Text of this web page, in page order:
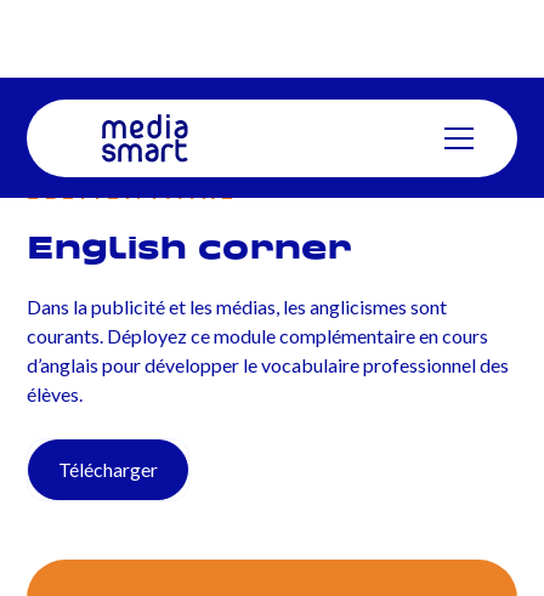
English corner
Dans la publicité et les médias, les anglicismes sont
courants. Déployez ce module complémentaire en cours
d’anglais pour développer le vocabulaire professionnel des
élèves.
Télécharger